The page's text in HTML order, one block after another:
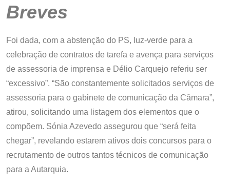
Breves
Foi dada, com a abstenção do PS, luz-verde para a
celebração de contratos de tarefa e avença para serviços
de assessoria de imprensa e Délio Carquejo referiu ser
“excessivo”. “São constantemente solicitados serviços de
assessoria para o gabinete de comunicação da Câmara”,
atirou, solicitando uma listagem dos elementos que o
compõem. Sónia Azevedo assegurou que “será feita
chegar”, revelando estarem ativos dois concursos para o
recrutamento de outros tantos técnicos de comunicação
para a Autarquia.